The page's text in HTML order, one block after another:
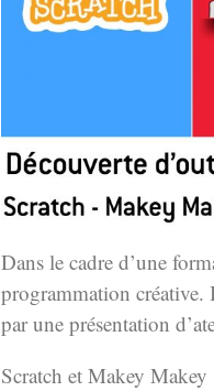
Dans le cadre d’une
programmation créative.
par une présentation
Scratch et Makey Makey